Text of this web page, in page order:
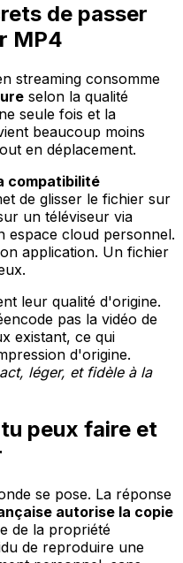
de passer
MP4
streaming consomme
selon la qualité
seule fois et la
beaucoup moins
en déplacement.
compatibilité
de glisser le fichier sur
un téléviseur via
espace cloud personnel.
application. Un fichier
leur qualité d'origine.
pas la vidéo de
existant, ce qui
d'origine.
léger, et fidèle à la
peux faire et
se pose. La réponse
autorise la copie
de la propriété
de reproduire une